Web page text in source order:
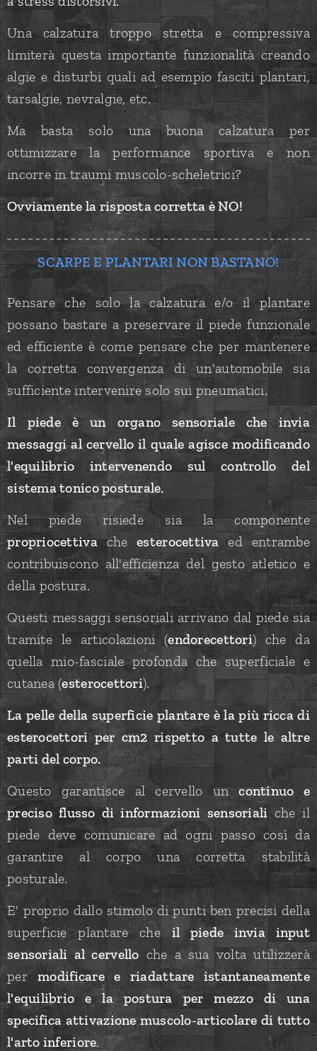
Una calzatura troppo stretta e compressiva
limiterà questa importante funzionalità creando
algie e disturbi quali ad esempio fasciti plantari,
tarsalgie, nevralgie, etc.
Ma basta solo una buona calzatura per
ottimizzare la performance sportiva e non
incorre in traumi muscolo-scheletrici?
Ovviamente la risposta corretta è NO!
SCARPE E PLANTARI NON BASTANO!
Pensare che solo la calzatura e/o il plantare
possano bastare a preservare il piede funzionale
ed efficiente è come pensare che per mantenere
la corretta convergenza di un'automobile sia
sufficiente intervenire solo sui pneumatici.
Il piede è un organo sensoriale che invia
messaggi al cervello il quale agisce modificando
l'equilibrio intervenendo sul controllo del
sistema tonico posturale.
Nel piede risiede sia la componente
propriocettivacheesterocettivaed entrambe
contribuiscono all'efficienza del gesto atletico e
della postura.
Questi messaggi sensoriali arrivano dal piede sia
tramite le articolazioni (endorecettori) che da
quella mio-fasciale profonda che superficiale e
cutanea (esterocettori).
La pelle della superficie plantare è la più ricca di
esterocettori per cm2 rispetto a tutte le altre
parti del corpo.
Questo garantisce al cervello uncontinuo e
preciso flusso di informazioni sensorialiche il
piede deve comunicare ad ogni passo così da
garantire al corpo una corretta stabilità
posturale.
E' proprio dallo stimolo di punti ben precisi della
superficie plantare che il piede invia input
sensoriali al cervello che a sua volta utilizzerà
permodificare e riadattare istantaneamente
l'equilibrio e la postura per mezzo di una
specifica attivazione muscolo-articolare di tutto
l'arto inferiore.